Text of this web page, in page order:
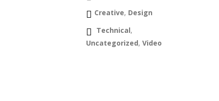
Creative, Design
Technical,
Uncategorized, Video